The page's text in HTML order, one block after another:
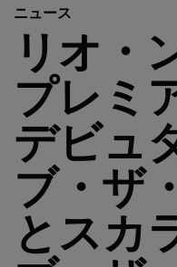
ニュース
リオ・
プレミ
デビュ
ブ・ザ
とスカ